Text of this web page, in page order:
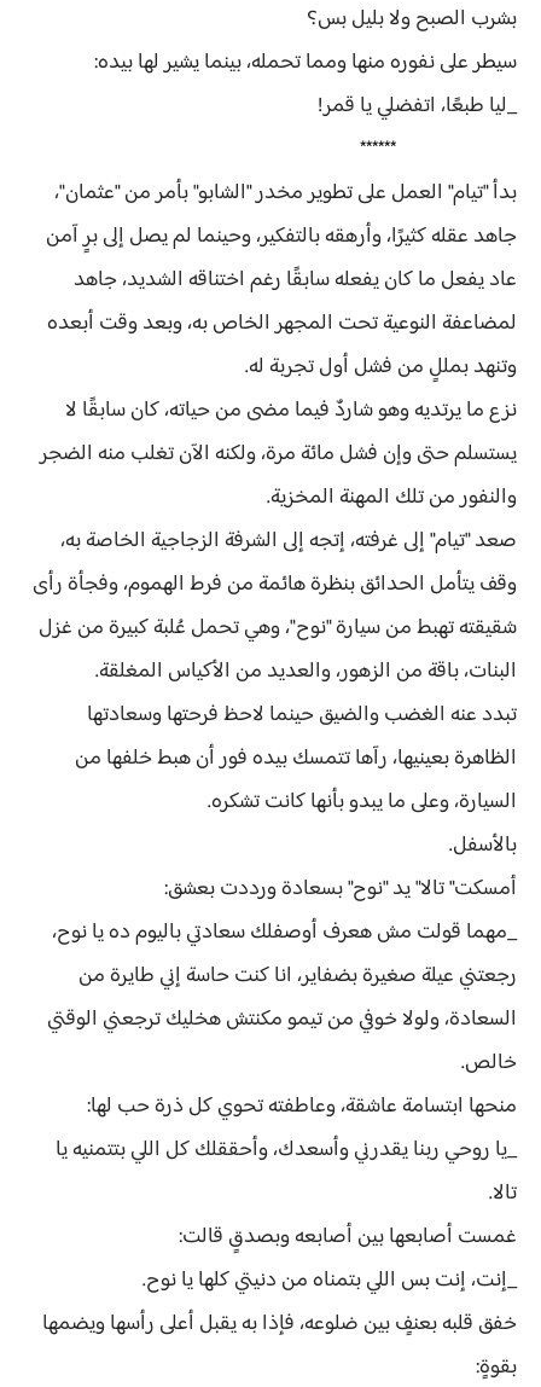
بشرب الصبح ولا بليل بس؟
سيطر على نفوره منها ومما تحمله، بينما يشير لها بيده:
_ليا طبعًا، اتفضلي يا قمر!
******
بدأ "تيام" العمل على تطوير مخدر "الشابو" بأمر من "عثمان"،
جاهد عقله كثيرًا، وأرهقه بالتفكير، وحينما لم يصل إلى برٍ آمن
عاد يفعل ما كان يفعله سابقًا رغم اختناقه الشديد، جاهد
لمضاعفة النوعية تحت المجهر الخاص به، وبعد وقت أبعده
وتنهد بمللٍ من فشل أول تجربة له.
نزع ما يرتديه وهو شاردٌ فيما مضى من حياته، كان سابقًا لا
يستسلم حتى وإن فشل مائة مرة، ولكنه الآن تغلب منه الضجر
والنفور من تلك المهنة المخزية.
صعد "تيام" إلى غرفته، إتجه إلى الشرفة الزجاجية الخاصة به،
وقف يتأمل الحدائق بنظرة هائمة من فرط الهموم، وفجأة رأى
شقيقته تهبط من سيارة "نوح"، وهي تحمل عُلبة كبيرة من غزل
البنات، باقة من الزهور، والعديد من الأكياس المغلقة.
تبدد عنه الغضب والضيق حينما لاحظ فرحتها وسعادتها
الظاهرة بعينيها، رآها تتمسك بيده فور أن هبط خلفها من
السيارة، وعلى ما يبدو بأنها كانت تشكره.
بالأسفل.
أمسكت" تالا" يد "نوح" بسعادة ورددت بعشق:
_مهما قولت مش هعرف أوصفلك سعادتي باليوم ده يا نوح،
رجعتني عيلة صغيرة بضفاير، انا كنت حاسة إني طايرة من
السعادة، ولولا خوفي من تيمو مكنتش هخليك ترجعني الوقتي
خالص.
منحها ابتسامة عاشقة، وعاطفته تحوي كل ذرة حب لها:
_يا روحي ربنا يقدرني وأسعدك، وأحققلك كل اللي بتتمنيه يا
تالا.
غمست أصابعها بين أصابعه وبصدقٍ قالت:
_إنت، إنت بس اللي بتمناه من دنيتي كلها يا نوح.
خفق قلبه بعنفٍ بين ضلوعه، فإذا به يقبل أعلى رأسها ويضمها
بقوةٍ: